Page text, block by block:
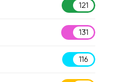
121
131
116